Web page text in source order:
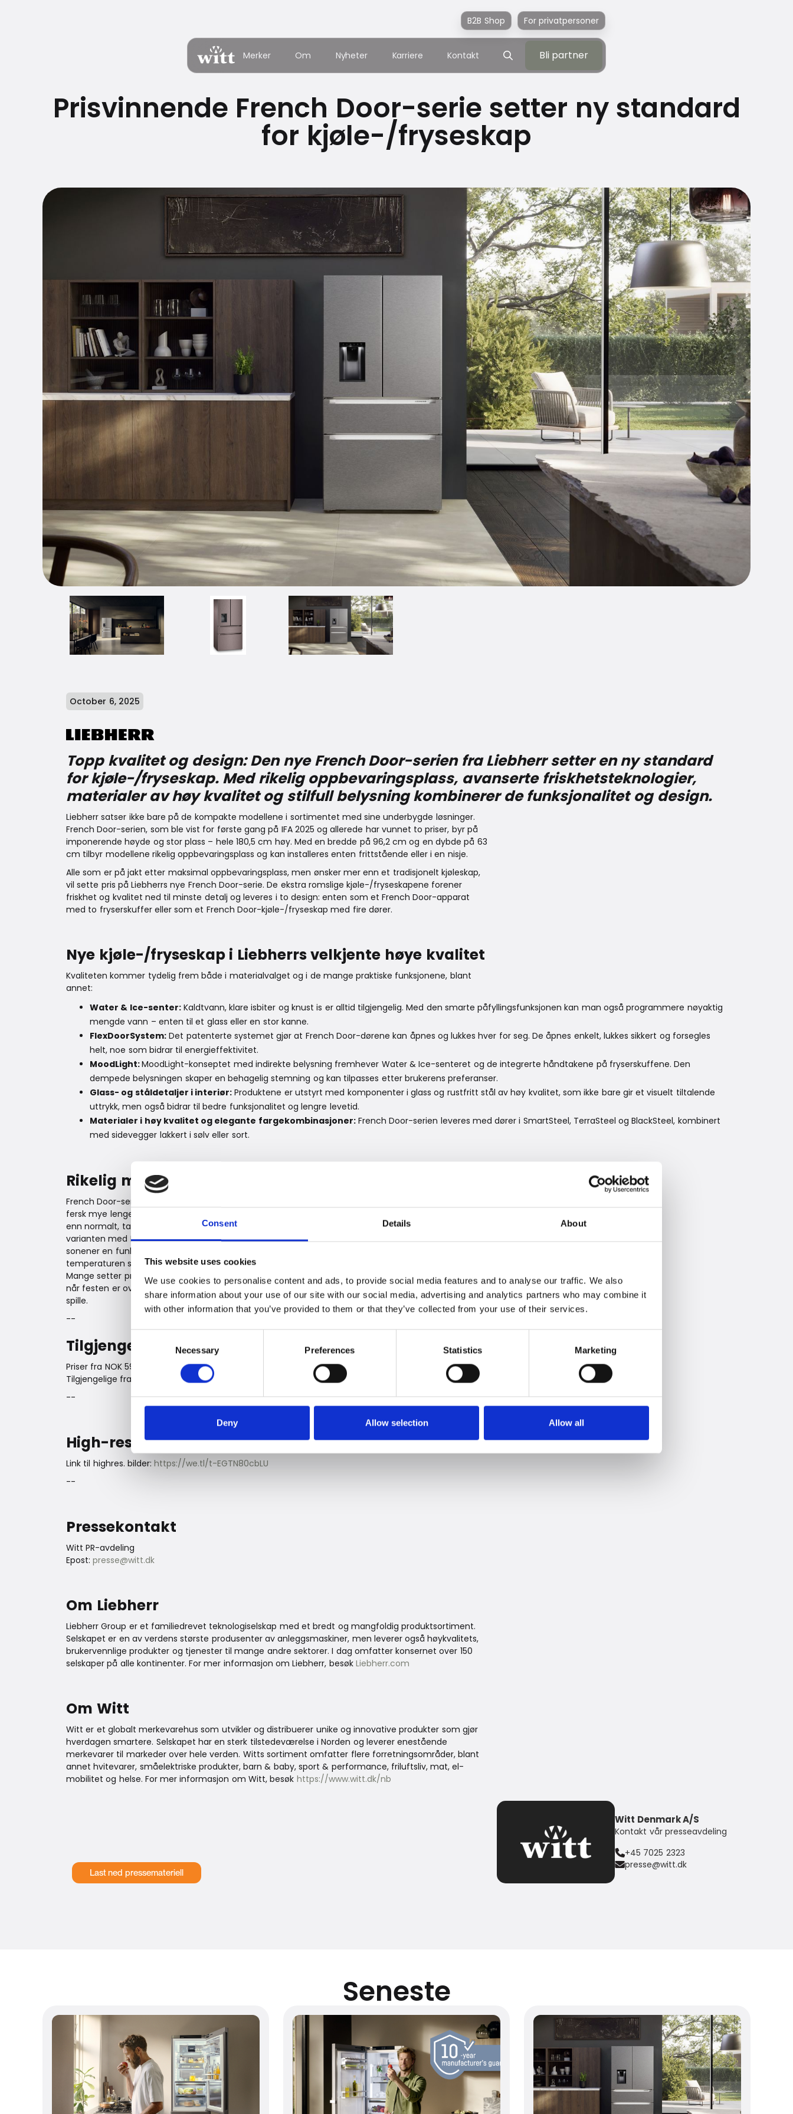
Consent Details About
This website uses cookies
We use cookies to personalise content and ads, to provide social media features and to analyse our traffic. We also
share information about your use of our site with our social media, advertising and analytics partners who may combine it
with other information that you’ve provided to them or that they’ve collected from your use of their services.
Selection
Necessary Preferences Statistics Marketing
Deny Allow selection Allow all
B2B Shop For privatpersoner
Merker Om Nyheter Karriere Kontakt
Bli partner
Prisvinnende French Door-serie setter ny standard
for kjøle-/fryseskap
October 6, 2025
Topp kvalitet og design: Den nye French Door-serien fra Liebherr setter en ny standard
for kjøle-/fryseskap. Med rikelig oppbevaringsplass, avanserte friskhetsteknologier,
materialer av høy kvalitet og stilfull belysning kombinerer de funksjonalitet og design.
Liebherr satser ikke bare på de kompakte modellene i sortimentet med sine underbygde løsninger.
French Door-serien, som ble vist for første gang på IFA 2025 og allerede har vunnet to priser, byr på
imponerende høyde og stor plass – hele 180,5 cm høy. Med en bredde på 96,2 cm og en dybde på 63
cm tilbyr modellene rikelig oppbevaringsplass og kan installeres enten frittstående eller i en nisje.
Alle som er på jakt etter maksimal oppbevaringsplass, men ønsker mer enn et tradisjonelt kjøleskap,
vil sette pris på Liebherrs nye French Door-serie. De ekstra romslige kjøle-/fryseskapene forener
friskhet og kvalitet ned til minste detalj og leveres i to design: enten som et French Door-apparat
med to fryserskuffer eller som et French Door-kjøle-/fryseskap med fire dører.
Nye kjøle-/fryseskap i Liebherrs velkjente høye kvalitet
Kvaliteten kommer tydelig frem både i materialvalget og i de mange praktiske funksjonene, blant
annet:
Water & Ice-senter:Kaldtvann, klare isbiter og knust is er alltid tilgjengelig. Med den smarte påfyllingsfunksjonen kan man også programmere nøyaktig
mengde vann – enten til et glass eller en stor kanne.
FlexDoorSystem: Det patenterte systemet gjør at French Door-dørene kan åpnes og lukkes hver for seg. De åpnes enkelt, lukkes sikkert og forsegles
helt, noe som bidrar til energieffektivitet.
MoodLight:MoodLight-konseptet med indirekte belysning fremhever Water & Ice-senteret og de integrerte håndtakene på fryserskuffene. Den
dempede belysningen skaper en behagelig stemning og kan tilpasses etter brukerens preferanser.
Glass- og ståldetaljer i interiør: Produktene er utstyrt med komponenter i glass og rustfritt stål av høy kvalitet, som ikke bare gir et visuelt tiltalende
uttrykk, men også bidrar til bedre funksjonalitet og lengre levetid.
Materialer i høy kvalitet og elegante fargekombinasjoner:French Door-serien leveres med dører i SmartSteel, TerraSteel og BlackSteel, kombinert
med sidevegger lakkert i sølv eller sort.
Rikelig med plass og fleksibel oppbevaring som holder maten fersk
French Door-serien er utstyrt med innovative kjøleteknologier som sørger for at maten holder seg
fersk mye lenger. Med BioFresh-teknologi kan frukt og grønnsaker holde seg opptil fem ganger lenger
enn normalt, takket være ideell luftfuktighet og temperaturer nær 0 °C. BioFresh Professional-
varianten med HydroBreeze gir i tillegg en fin mist som sørger for optimal friskhet. VarioTemp-
sonener en funkjson som gir høy fleksibilitet i hvordan oppbevaringsplassen kan brukes. Her kan
temperaturen stilles inn helt nøyaktig – fra −18 til −10 °C for frysing, og fra −2 til +5 °C for kjøling.
Mange setter pris på å kunne bruke sonen som en ekstra kjølesone til drikkevarer under en fest – og
når festen er over, er det fremdeles rikelig med plass til å fryse ned restene. Ingenting trenger å gå til
spille.
--
Tilgjengelighet og pris
Priser fra NOK 59.999.00
Tilgjengelige fra starten av 2026.
--
High-res bilder
Link til highres. bilder:https://we.tl/t-EGTN80cbLU
--
Pressekontakt
Witt PR-avdeling
Epost:presse@witt.dk
Om Liebherr
Liebherr Group er et familiedrevet teknologiselskap med et bredt og mangfoldig produktsortiment.
Selskapet er en av verdens største produsenter av anleggsmaskiner, men leverer også høykvalitets,
brukervennlige produkter og tjenester til mange andre sektorer. I dag omfatter konsernet over 150
selskaper på alle kontinenter. For mer informasjon om Liebherr, besøk Liebherr.com
Om Witt
Witt er et globalt merkevarehus som utvikler og distribuerer unike og innovative produkter som gjør
hverdagen smartere. Selskapet har en sterk tilstedeværelse i Norden og leverer enestående
merkevarer til markeder over hele verden. Witts sortiment omfatter flere forretningsområder, blant
annet hvitevarer, småelektriske produkter, barn & baby, sport & performance, friluftsliv, mat, el-
mobilitet og helse. For mer informasjon om Witt, besøk https://www.witt.dk/nb
Last ned pressemateriell
Witt Denmark A/S
Kontakt vår presseavdeling
+45 7025 2323
presse@witt.dk
Seneste